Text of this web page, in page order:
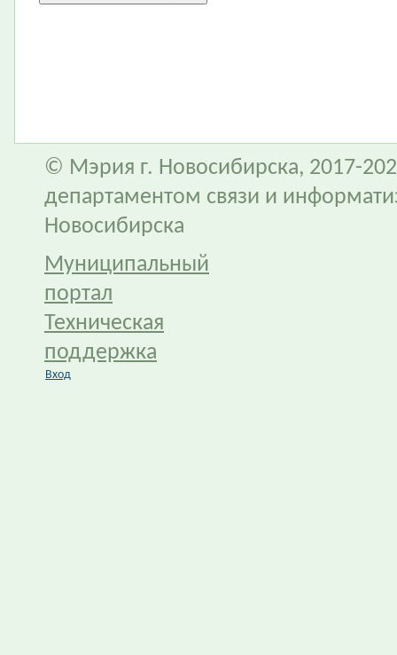
© Мэрия г. Новосибирска, 2017-
департаментом связи и
Новосибирска
Муниципальный
портал
Техническая
поддержка
Вход